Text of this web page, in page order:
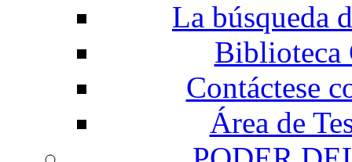
La búsqueda
Biblioteca
Contáctese
Área de